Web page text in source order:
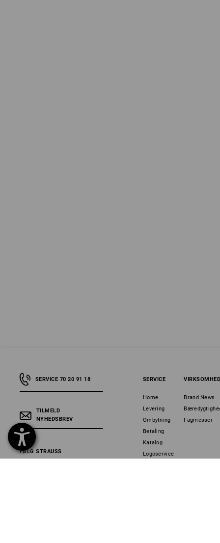
SERVICE 70 20 91 18 SERVICE
Home
Levering
Ombytning
Betaling
Katalog
Logoservice
Brand News
Fagmesser
TILMELD
NYHEDSBREV
FØLG STRAUSS